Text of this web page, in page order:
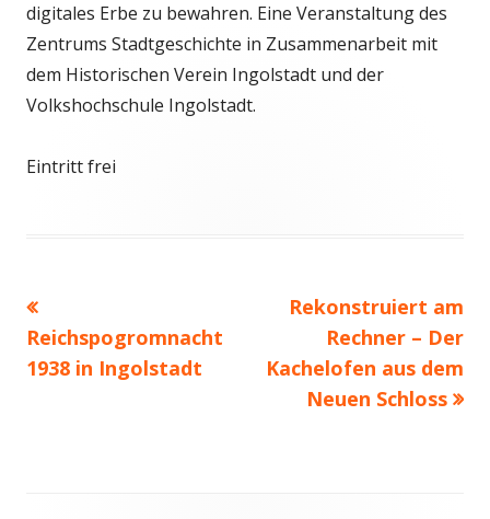
digitales Erbe zu bewahren. Eine Veranstaltung des
Zentrums Stadtgeschichte in Zusammenarbeit mit
dem Historischen Verein Ingolstadt und der
Volkshochschule Ingolstadt.
Eintritt frei
Beitragsnavigation
Beitrag:
Reichspogromnacht
1938 in Ingolstadt
Nächster
Beitrag
Rekonstruiert am
Rechner – Der
Kachelofen aus dem
Neuen Schloss